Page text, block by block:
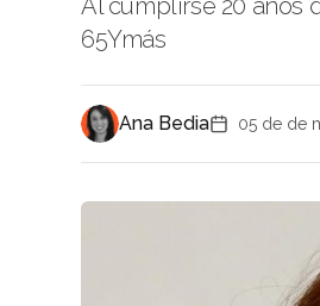
Al cumplirse 20 años
65Ymás
Ana Bedia 05 de de